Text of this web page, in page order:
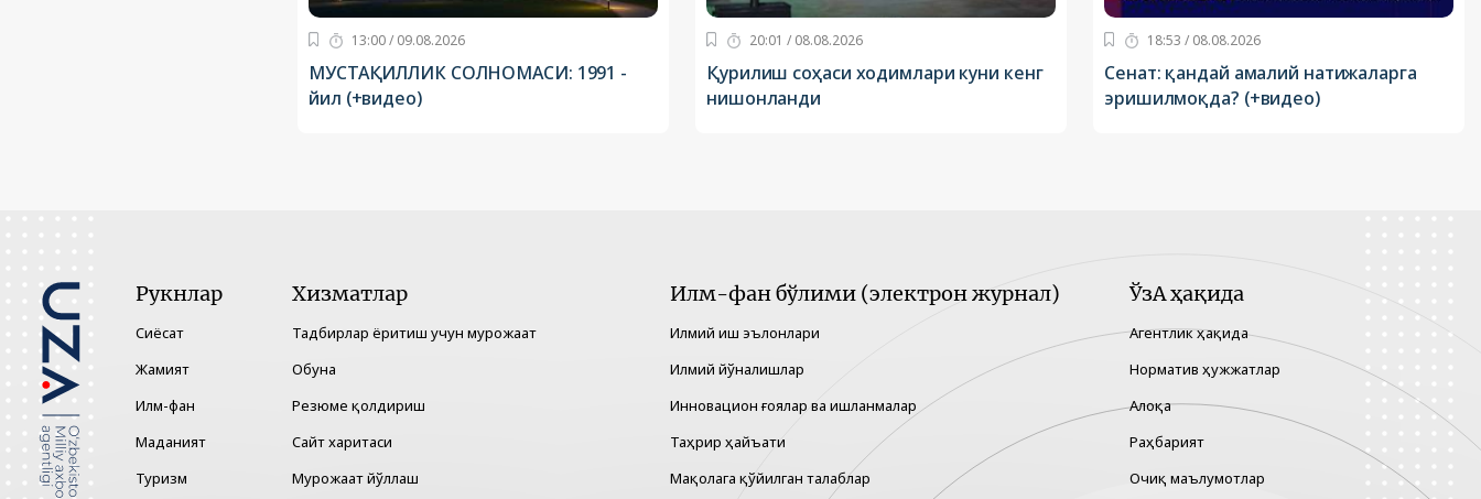
13:00 / 09.08.2026
МУСТАҚИЛЛИК СОЛНОМАСИ: 1991 -
йил (+видео)
20:01 / 08.08.2026
Қурилиш соҳаси ходимлари куни кенг
нишонланди
18:53 / 08.08.2026
Сенат: қандай амалий натижаларга
эришилмоқда? (+видео)
Рукнлар
Сиёсат
Жамият
Илм-фан
Маданият
Туризм
Хизматлар
Тадбирлар ёритиш учун мурожаат
Обуна
Резюме қолдириш
Сайт харитаси
Мурожаат йўллаш
Илм-фан бўлими (электрон журнал)
Илмий иш эълонлари
Илмий йўналишлар
Инновацион ғоялар ва ишланмалар
Таҳрир ҳайъати
Мақолага қўйилган талаблар
ЎзА ҳақида
Агентлик ҳақида
Норматив ҳужжатлар
Алоқа
Раҳбарият
Очиқ маълумотлар